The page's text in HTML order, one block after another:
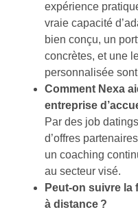
expérience
vraie capacité
bien conçu, un
concrètes, et une
personnalisée
Comment Nexa
entreprise
Par des job
d’offres
un coaching
au secteur visé.
Peut-on suivre la
à distance ?